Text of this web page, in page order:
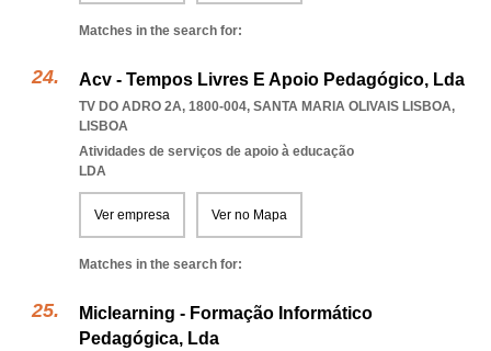
Matches in the search for:
Acv - Tempos Livres E Apoio Pedagógico, Lda
TV DO ADRO 2A, 1800-004, SANTA MARIA OLIVAIS LISBOA,
LISBOA
Atividades de serviços de apoio à educação
LDA
Ver empresa Ver no Mapa
Matches in the search for:
Miclearning - Formação Informático
Pedagógica, Lda